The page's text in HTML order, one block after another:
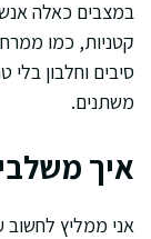
במצבים כאלה
קטניות, כמו
סיבים וחלבון בלי
משתנים.
איך
אני ממליץ לחשוב